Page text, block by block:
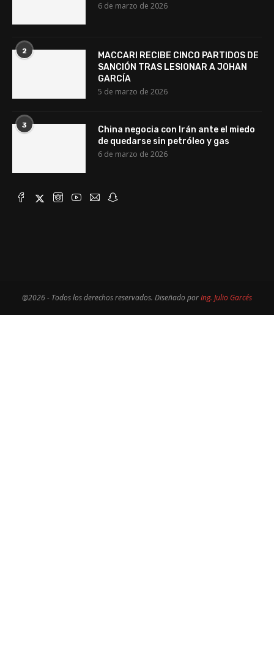
6 de marzo de 2026
2
MACCARI RECIBE CINCO PARTIDOS DE
SANCIÓN TRAS LESIONAR A JOHAN
GARCÍA
5 de marzo de 2026
3
China negocia con Irán ante el miedo
de quedarse sin petróleo y gas
6 de marzo de 2026
@2026 - Todos los derechos reservados. Diseñado porIng. Julio Garcés